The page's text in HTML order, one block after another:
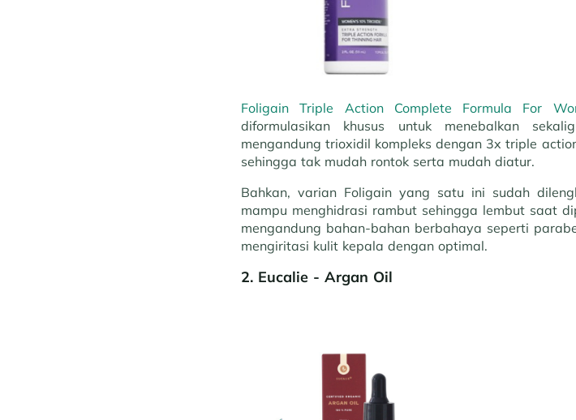
Foligain Triple Action Complete Formula For
diformulasikan khusus untuk menebalkan
mengandung trioxidil kompleks dengan 3x triple
sehingga tak mudah rontok serta mudah diatur.
Bahkan, varian Foligain yang satu ini sudah
mampu menghidrasi rambut sehingga lembut saat
mengandung bahan-bahan berbahaya seperti
mengiritasi kulit kepala dengan optimal.
2. Eucalie - Argan Oil